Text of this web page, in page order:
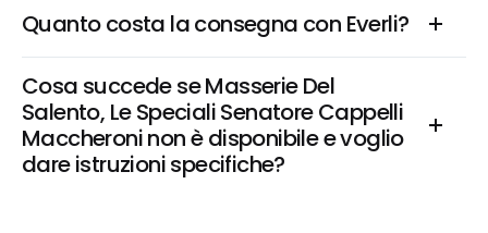
Quanto costa la consegna con Everli?
Cosa succede se Masserie Del
Salento, Le Speciali Senatore Cappelli
Maccheroni non è disponibile e voglio
dare istruzioni specifiche?